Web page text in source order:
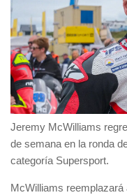
Jeremy McWilliams
de semana en la ronda
categoría Supersport.
McWilliams